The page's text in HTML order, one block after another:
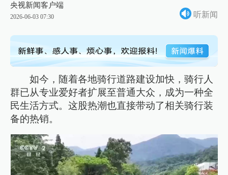
央视新闻客户端
2026-06-03 07:30 听新闻
如今，随着各地骑行道路建设加快，骑行人
群已从专业爱好者扩展至普通大众，成为一种全
民生活方式。这股热潮也直接带动了相关骑行装
备的热销。